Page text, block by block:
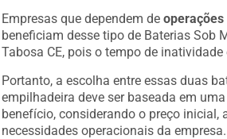
Empresas que dependem de
beneficiam desse tipo de Baterias Sob
Tabosa CE, pois o tempo de inatividade
Portanto, a escolha entre essas duas
empilhadeira deve ser baseada em
benefício, considerando o preço inicial,
necessidades operacionais da empresa.